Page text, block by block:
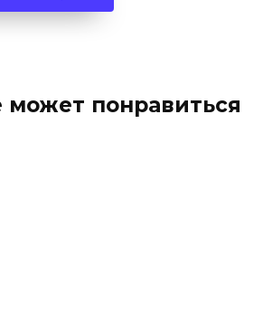
может понравиться